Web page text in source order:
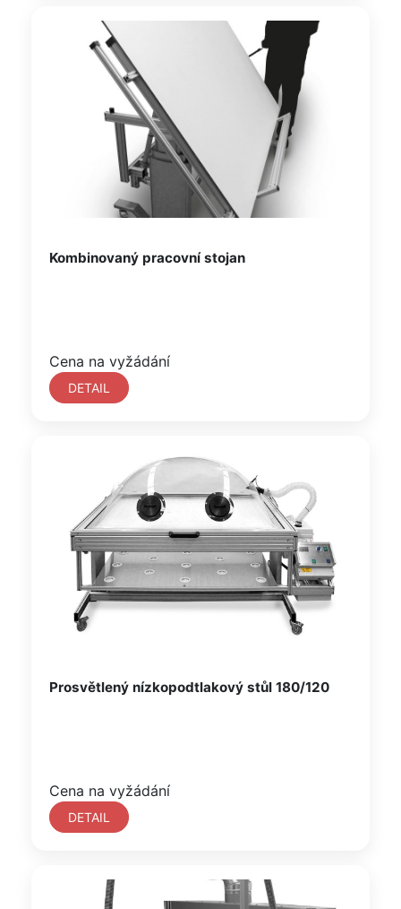
Kombinovaný pracovní stojan
Cena na vyžádání
DETAIL
Prosvětlený nízkopodtlakový stůl 180/120
Cena na vyžádání
DETAIL